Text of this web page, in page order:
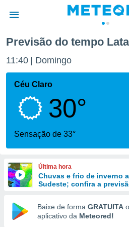
da
fornecidas
a este
das
e
forma
digital
Previsão do tempo
11:40 Domingo
Céu Claro
30°
Sensação de 33°
Última hora
Chuvas e frio de inverno
Sudeste; confira a
Baixe de forma GRATUITA o
aplicativo da Meteored!